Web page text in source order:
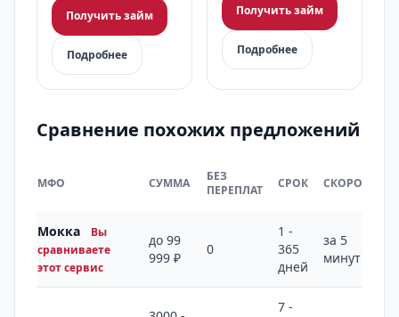
Получить займ
Подробнее
Получить займ
Подробнее
Сравнение похожих предложений
МФО СУММА
БЕЗ
ПЕРЕПЛАТ
СРОК СКОРОСТЬ
Мокка
Вы
сравниваете
этот сервис
до 99
999 ₽
0
1 -
365
дней
за 5
минут
7 -